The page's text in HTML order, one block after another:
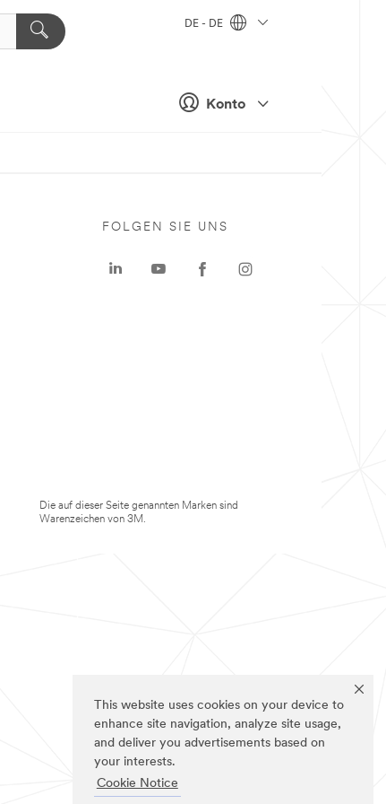
This website uses cookies on your device to
enhance site navigation, analyze site usage,
and deliver you advertisements based on
your interests.
Cookie Notice
Konto
DE - DE
FOLGEN SIE UNS
Die auf dieser Seite genannten Marken sind
Warenzeichen von 3M.